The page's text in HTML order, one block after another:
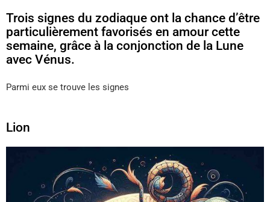
Trois signes du zodiaque ont la chance d’être
particulièrement favorisés en amour cette
semaine, grâce à la conjonction de la Lune
avec Vénus.
Parmi eux se trouve les signes
Lion